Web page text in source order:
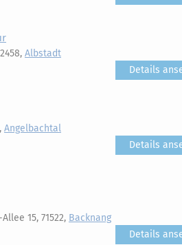
Albstadt
Details
Angelbachtal
Details
15, 71522, Backnang
Details